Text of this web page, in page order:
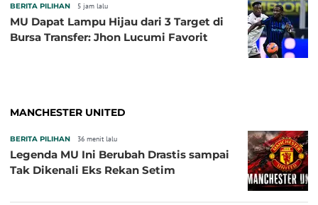
BERITA PILIHAN 5 jam lalu
MU Dapat Lampu Hijau dari 3 Target di
Bursa Transfer: Jhon Lucumi Favorit
MANCHESTER UNITED
BERITA PILIHAN 36 menit lalu
Legenda MU Ini Berubah Drastis sampai
Tak Dikenali Eks Rekan Setim